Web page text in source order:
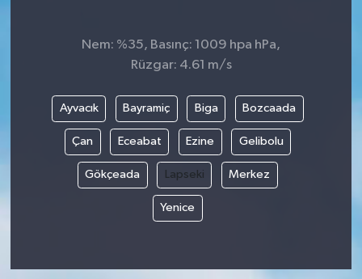
Nem: %35, Basınç: 1009 hpa hPa,
Rüzgar: 4.61 m/s
Ayvacık Bayramiç Biga Bozcaada
Çan Eceabat Ezine Gelibolu
Gökçeada Lapseki Merkez
Yenice